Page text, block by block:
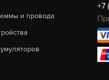
и провода
+7